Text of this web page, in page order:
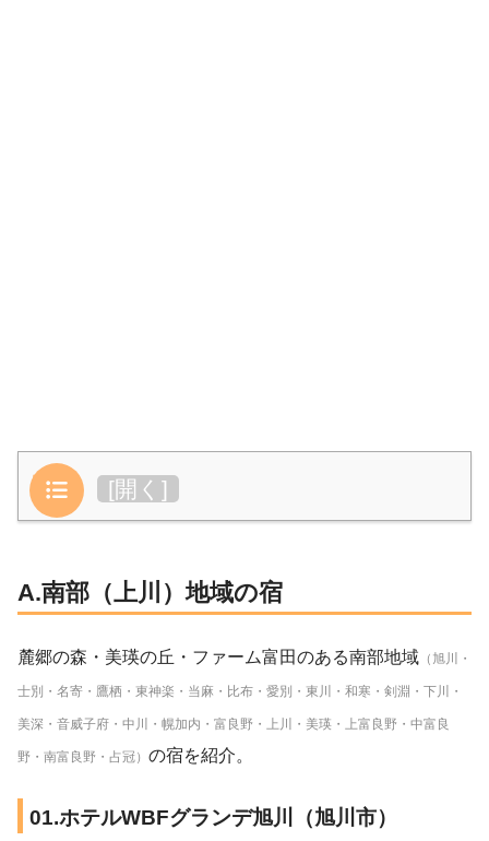
目次 [開く ]
A.南部（上川）地域の宿
麓郷の森・美瑛の丘・ファーム富田のある南部地域 （旭川・
士別・名寄・鷹栖・東神楽・当麻・比布・愛別・東川・和寒・剣淵・下川・
美深・音威子府・中川・幌加内・富良野・上川・美瑛・上富良野・中富良
野・南富良野・占冠） の宿を紹介。
01.ホテルWBFグランデ旭川（旭川市）